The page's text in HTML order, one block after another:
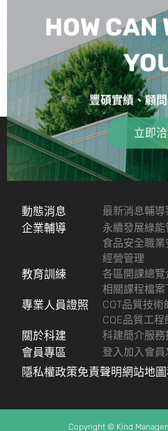
HOW CAN
豐碩實績、顧
立即
動態消息 最新消息輔導
企業輔導 永續發展綠能
食品安全職業
經營管理
教育訓練 各區開課總覽
相關課程檔案
專業人員證照 CQT品質技術
CQE品質工程
關於科建 科建簡介服
會員專區 登入加入會員
隱私權政策免責聲明網站地圖
Copyright © Kind